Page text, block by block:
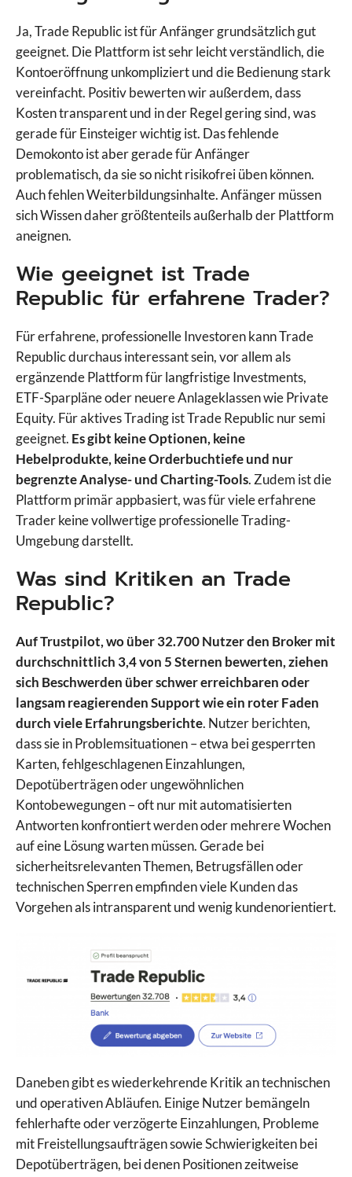
Admirals
AvaFutures
Bitget
BlackBull Markets
Capital.com
CMC Markets
Consorsbank
Degiro
Deriv
Flatex
FP Markets
FP Trading
FP Trading Demo
Freedom24
FXCM
FxPro
GBE Brokers
IC Markets
IC Trading
IG
ING
Interactive Brokers
IQ Option
JFD Brokers
Libertex
LYNX
Moneta Markets
Naga
Pepperstone
Plus500
PrimeXBT
Scalable Capital
Skilling
Smartbroker
Sparkassen Broker
StarTrader
Targobank
TegasFX
Tickmill
TMGM
Trade Republic
Vergleiche Broker
Ja, Trade Republic ist für Anfänger grundsätzlich gut
geeignet. Die Plattform ist sehr leicht verständlich, die
Kontoeröffnung unkompliziert und die Bedienung stark
vereinfacht. Positiv bewerten wir außerdem, dass
Kosten transparent und in der Regel gering sind, was
gerade für Einsteiger wichtig ist. Das fehlende
Demokonto ist aber gerade für Anfänger
problematisch, da sie so nicht risikofrei üben können.
Auch fehlen Weiterbildungsinhalte. Anfänger müssen
sich Wissen daher größtenteils außerhalb der Plattform
aneignen.
Wie geeignet ist Trade
Republic für erfahrene Trader?
Für erfahrene, professionelle Investoren kann Trade
Republic durchaus interessant sein, vor allem als
ergänzende Plattform für langfristige Investments,
ETF-Sparpläne oder neuere Anlageklassen wie Private
Equity. Für aktives Trading ist Trade Republic nur semi
geeignet. Es gibt keine Optionen, keine
Hebelprodukte, keine Orderbuchtiefe und nur
begrenzte Analyse- und Charting-Tools. Zudem ist die
Plattform primär appbasiert, was für viele erfahrene
Trader keine vollwertige professionelle Trading-
Umgebung darstellt.
Was sind Kritiken an Trade
Republic?
Auf Trustpilot, wo über 32.700 Nutzer den Broker mit
durchschnittlich 3,4 von 5 Sternen bewerten, ziehen
sich Beschwerden über schwer erreichbaren oder
langsam reagierenden Support wie ein roter Faden
durch viele Erfahrungsberichte. Nutzer berichten,
dass sie in Problemsituationen – etwa bei gesperrten
Karten, fehlgeschlagenen Einzahlungen,
Depotüberträgen oder ungewöhnlichen
Kontobewegungen – oft nur mit automatisierten
Antworten konfrontiert werden oder mehrere Wochen
auf eine Lösung warten müssen. Gerade bei
sicherheitsrelevanten Themen, Betrugsfällen oder
technischen Sperren empfinden viele Kunden das
Vorgehen als intransparent und wenig kundenorientiert.
Daneben gibt es wiederkehrende Kritik an technischen
und operativen Abläufen. Einige Nutzer bemängeln
fehlerhafte oder verzögerte Einzahlungen, Probleme
mit Freistellungsaufträgen sowie Schwierigkeiten bei
Depotüberträgen, bei denen Positionen zeitweise